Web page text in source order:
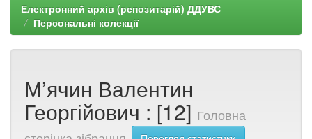
Електронний архів (репозитарій) ДДУВС
Персональні колекції
М’ячин Валентин
Георгійович : [12] Головна